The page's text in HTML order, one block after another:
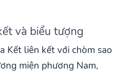
và biểu tượng
Kết liên kết với chòm sao
miện phương Nam,